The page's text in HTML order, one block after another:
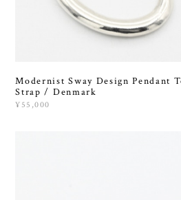
Modernist Sway Design Pendant
Strap / Denmark
¥55,000